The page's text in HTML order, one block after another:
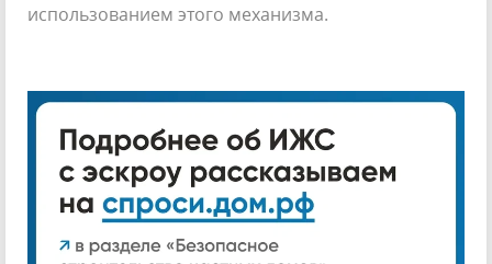
использованием этого механизма.